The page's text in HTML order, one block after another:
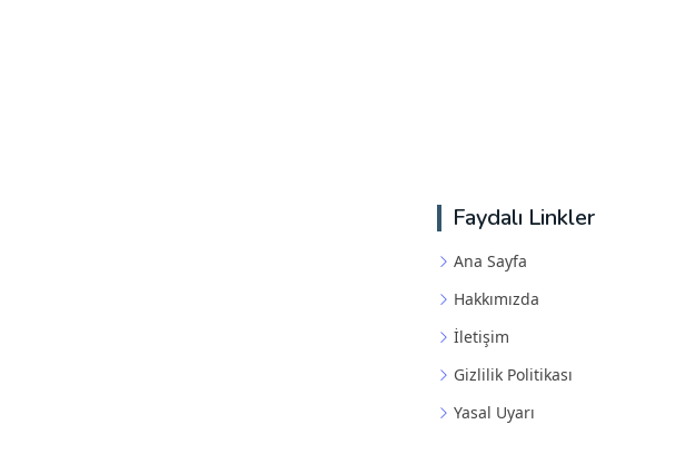
Faydalı Linkler
Ana Sayfa
Hakkımızda
İletişim
Gizlilik Politikası
Yasal Uyarı